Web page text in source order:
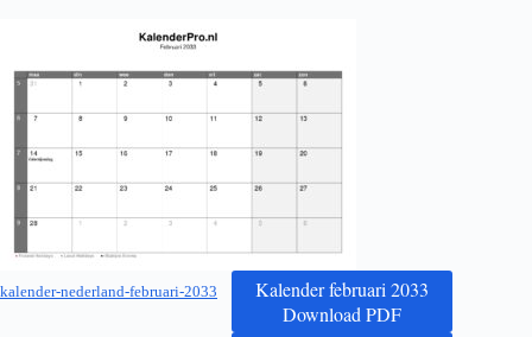
kalender-nederland-februari-2033
Kalender februari 2033
Download PDF